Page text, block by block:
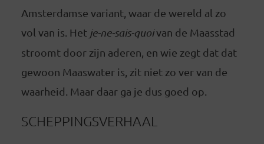
Amsterdamse variant, waar de wereld al zo
vol van is. Het je-ne-sais-quoivan de Maasstad
stroomt door zijn aderen, en wie zegt dat dat
gewoon Maaswater is, zit niet zo ver van de
waarheid. Maar daar ga je dus goed op.
SCHEPPINGSVERHAAL